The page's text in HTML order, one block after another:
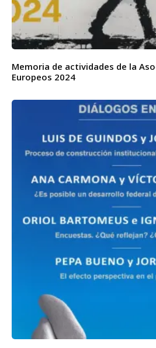
Memoria de actividades de la
Europeos 2024